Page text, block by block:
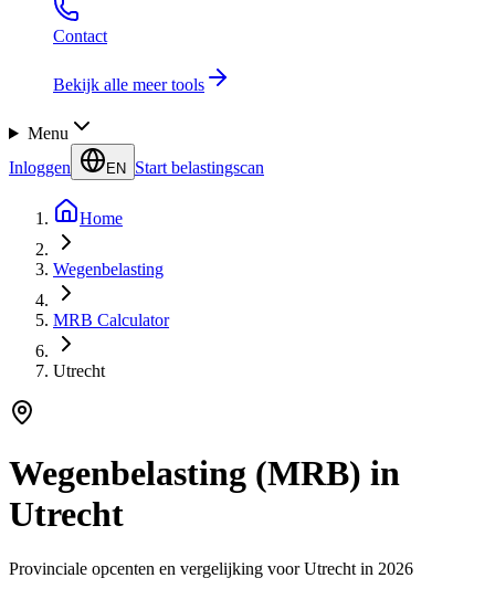
Contact
Bekijk alle meer tools
Menu
Inloggen
EN Start belastingscan
Home
Wegenbelasting
MRB Calculator
Utrecht
Wegenbelasting (MRB) in
Utrecht
Provinciale opcenten en vergelijking voor Utrecht in 2026